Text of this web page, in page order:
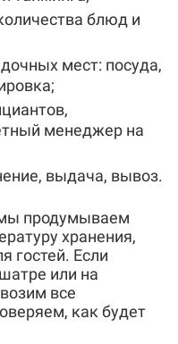
блюд и
мест: посуда,
менеджер на
выдача, вывоз.
продумываем
хранения,
гостей. Если
или на
все
как будет